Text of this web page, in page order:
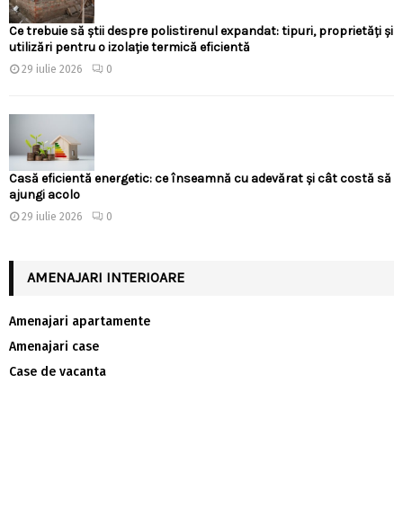
Ce trebuie să știi despre polistirenul expandat: tipuri, proprietăți și
utilizări pentru o izolație termică eficientă
29 iulie 2026 0
Casă eficientă energetic: ce înseamnă cu adevărat și cât costă să
ajungi acolo
29 iulie 2026 0
AMENAJARI INTERIOARE
Amenajari apartamente
Amenajari case
Case de vacanta